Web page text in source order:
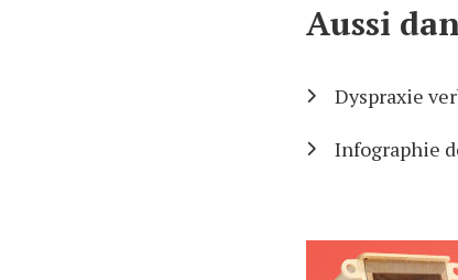
Aussi
Dyspraxie
Infographie